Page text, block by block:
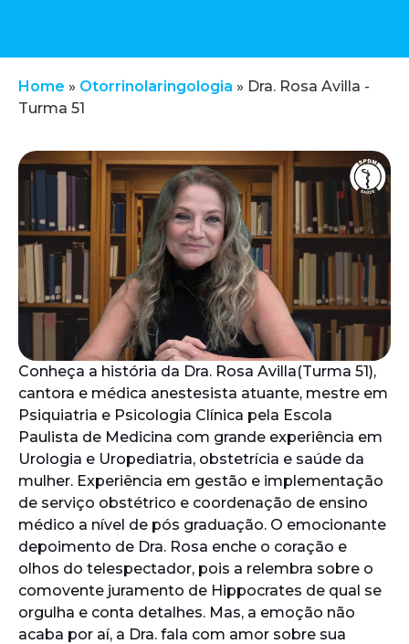
Home » Otorrinolaringologia » Dra. Rosa Avilla -
Turma 51
Conheça a história da Dra. Rosa Avilla(Turma 51),
cantora e médica anestesista atuante, mestre em
Psiquiatria e Psicologia Clínica pela Escola
Paulista de Medicina com grande experiência em
Urologia e Uropediatria, obstetrícia e saúde da
mulher. Experiência em gestão e implementação
de serviço obstétrico e coordenação de ensino
médico a nível de pós graduação. O emocionante
depoimento de Dra. Rosa enche o coração e
olhos do telespectador, pois a relembra sobre o
comovente juramento de Hippocrates de qual se
orgulha e conta detalhes. Mas, a emoção não
acaba por aí, a Dra. fala com amor sobre sua